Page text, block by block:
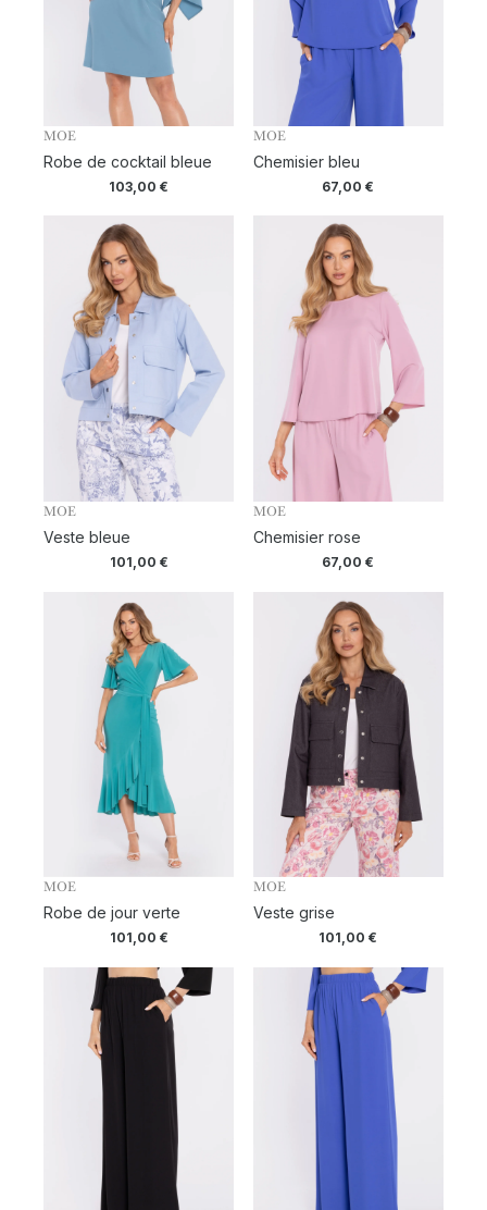
MOE
Robe de cocktail bleue
103,00€
MOE
Chemisier bleu
67,00€
MOE
Veste bleue
101,00 €
MOE
Chemisier rose
67,00€
MOE
Robe de jour verte
101,00 €
MOE
Veste grise
101,00€